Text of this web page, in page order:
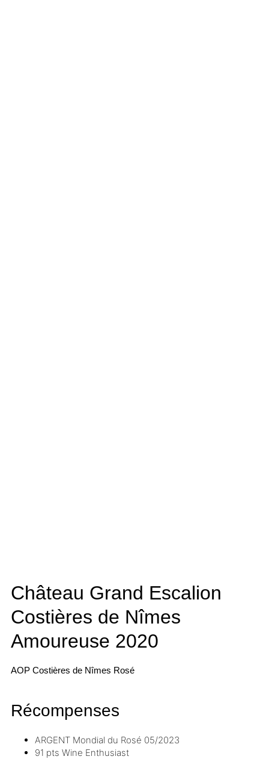
Château Grand Escalion
Costières de Nîmes
Amoureuse 2020
AOP Costières de Nîmes Rosé
Récompenses
ARGENT Mondial du Rosé 05/2023
91 pts Wine Enthusiast